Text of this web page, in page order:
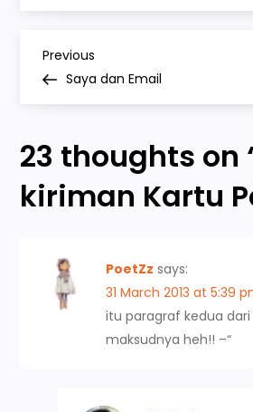
Kartu
P
o
s
t
a
Previous
Post
Previous
Saya dan Email
23 thoughts on
kiriman Kartu
PoetZz says:
31 March 2013 at 5:39
itu paragraf kedua
maksudnya heh!! –“